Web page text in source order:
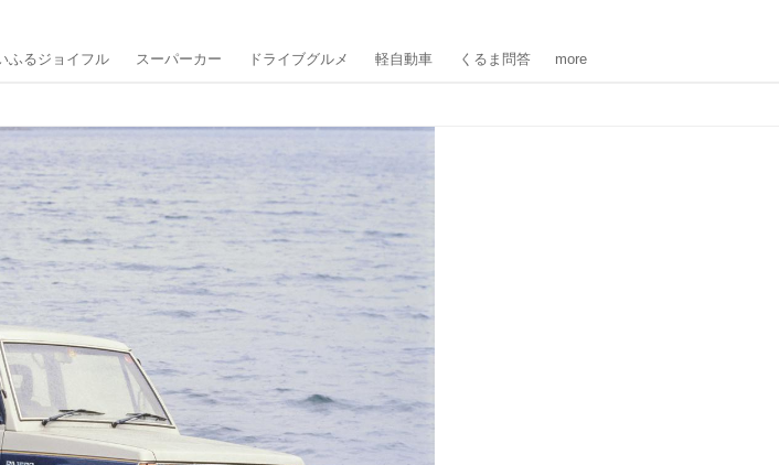
ふるジョイフル スーパーカー ドライブグルメ 軽自動車 くるま問答 more